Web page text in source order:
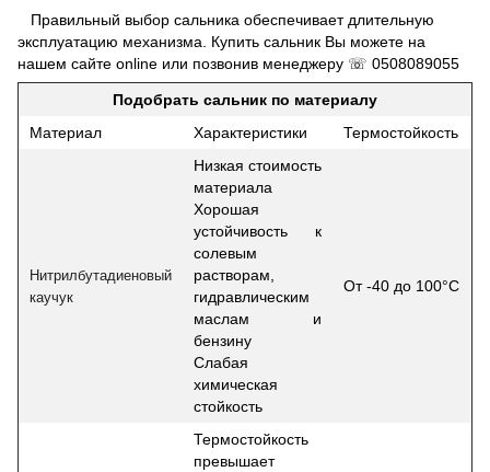
Правильный выбор сальника обеспечивает длительную
эксплуатацию механизма. Купить сальник Вы можете на
нашем сайте online или позвонив менеджеру ☏ 0508089055
Подобрать сальник по материалу
Материал
Характеристики Термостойкость
Нитрилбутадиеновый
каучук
Низкая стоимость
материала
Хорошая
устойчивость к
солевым
растворам,
гидравлическим
маслам и
бензину
Слабая
химическая
стойкость
От -40 до 100°С
Термостойкость
превышает